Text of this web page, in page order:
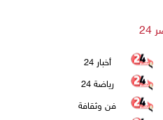
أخبار 24
رياضة 24
فن وثقافة